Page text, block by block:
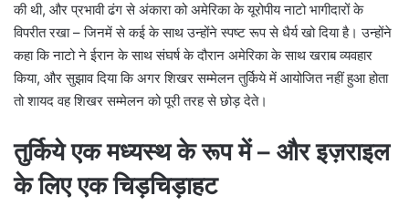
की थी, और प्रभावी ढंग से अंकारा को अमेरिका के यूरोपीय नाटो भागीदारों के
विपरीत रखा – जिनमें से कई के साथ उन्होंने स्पष्ट रूप से धैर्य खो दिया है। उन्होंने
कहा कि नाटो ने ईरान के साथ संघर्ष के दौरान अमेरिका के साथ खराब व्यवहार
किया, और सुझाव दिया कि अगर शिखर सम्मेलन तुर्किये में आयोजित नहीं हुआ होता
तो शायद वह शिखर सम्मेलन को पूरी तरह से छोड़ देते।
तुर्किये एक मध्यस्थ के रूप में – और इज़राइल
के लिए एक चिड़चिड़ाहट